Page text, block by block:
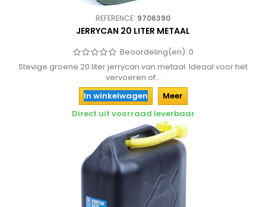
REFERENCE: 9706390
JERRYCAN 20 LITER METAAL
Beoordeling(en): 0
Stevige groene 20 liter jerrycan van metaal. Ideaal voor het
vervoeren of...
In winkelwagen
Meer
Direct uit voorraad leverbaar